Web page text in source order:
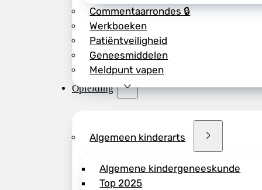
Commentaarrondes 🔒
Werkboeken
Patiëntveiligheid
Geneesmiddelen
Meldpunt vapen
Opleiding
Algemeen kinderarts
Algemene kindergeneeskunde
Top 2025